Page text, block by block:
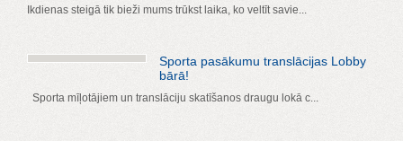
Ikdienas steigā tik bieži mums trūkst laika, ko veltīt savie...
Sporta pasākumu translācijas Lobby
bārā!
Sporta mīļotājiem un translāciju skatīšanos draugu lokā c...